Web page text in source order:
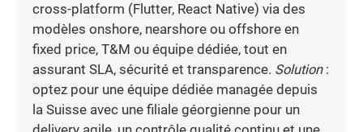
cross-platform (Flutter, React Native) via des
modèles onshore, nearshore ou offshore en
fixed price, T&M ou équipe dédiée, tout en
assurant SLA, sécurité et transparence. Solution:
optez pour une équipe dédiée managée depuis
la Suisse avec une filiale géorgienne pour un